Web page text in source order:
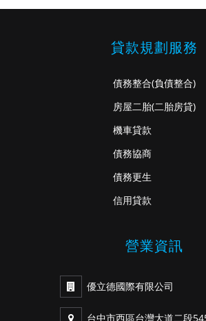
貸款規劃服務
債務整合(負債整合)
房屋二胎(二胎房貸)
機車貸款
債務協商
債務更生
信用貸款
營業資訊
優立德國際有限公司
台中市西區台灣大道二段